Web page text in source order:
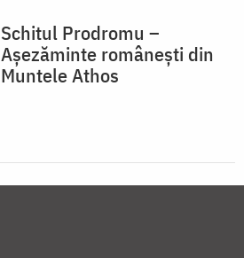
Schitul Prodromu –
Așezăminte românești din
Muntele Athos